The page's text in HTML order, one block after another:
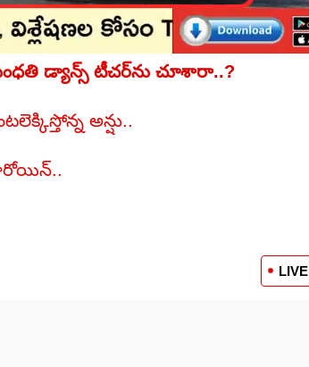
Arundhati movie: తస్సాదియ్యా.. అసలేం మారలేదు.. అరుంధతి డ్యాన్స్ టీచర్‏ను చూశారా..?
అన్షు..
LIVE